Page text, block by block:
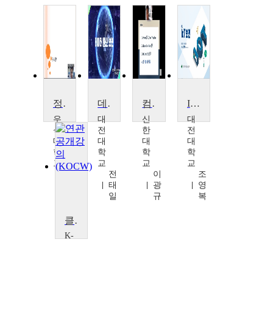
정보보안의 이해
우
석
대
학
교
데이터통신보안
대
전
대
학
교
전
태
일
컴퓨터 보안
신
한
대
학
교
이
광
규
IoT 보안
대
전
대
학
교
조
영
복
클라우드 보안 엔지니어 양성과정
K-